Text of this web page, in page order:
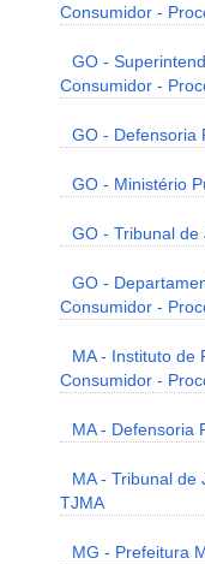
Consumidor -
GO -
Consumidor -
GO - Defensoria
GO - Ministério
GO - Tribunal de
GO -
Consumidor -
MA - Instituto de
Consumidor -
MA - Defensoria
MA - Tribunal de
TJMA
MG - Prefeitura